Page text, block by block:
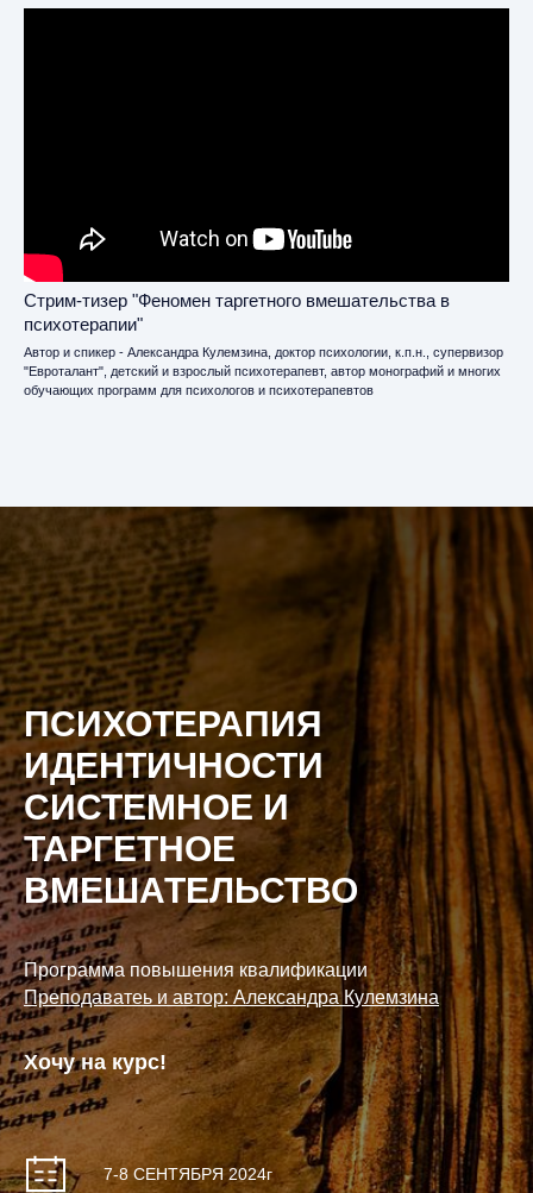
Стрим-тизер "Феномен таргетного вмешательства в
психотерапии"
Автор и спикер - Александра Кулемзина, доктор психологии, к.п.н., супервизор
"Евроталант", детский и взрослый психотерапевт, автор монографий и многих
обучающих программ для психологов и психотерапевтов
ПСИХОТЕРАПИЯ
ИДЕНТИЧНОСТИ
СИСТЕМНОЕ И
ТАРГЕТНОЕ
ВМЕШАТЕЛЬСТВО
Программа повышения квалификации
Преподаватеь и автор: Александра Кулемзина
Хочу на курс!
7-8 СЕНТЯБРЯ 2024г